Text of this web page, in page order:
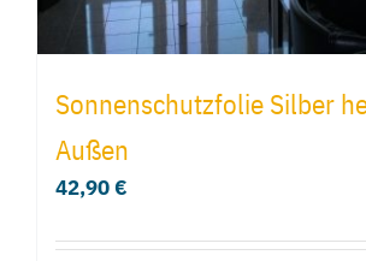
werden
Sonnenschutzfolie Silber
Außen
42,90€